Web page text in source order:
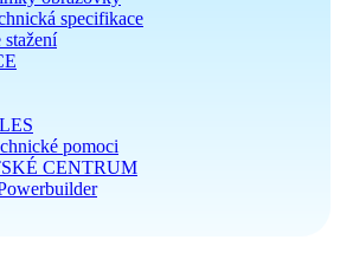
specifikace
stažení
pomoci
CENTRUM